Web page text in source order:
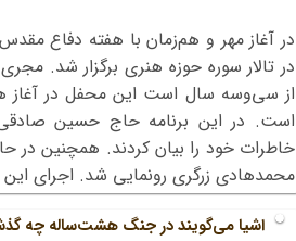
در تالار سوره حوزه هنری برگزار شد.
از سی‌وسه سال است این محفل در آغاز
است. در این برنامه حاج حسین
خاطرات خود را بیان کردند. همچنین در
محمدهادی زرگری رونمایی شد. اجرای
اشیا می‌گویند در جنگ هشت‌ساله چه